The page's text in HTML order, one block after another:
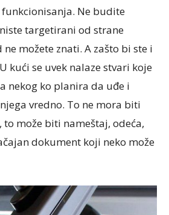
Ne budite
targetirani od strane
možete znati. A zašto bi ste i
kući se uvek nalaze stvari koje
nekog ko planira da uđe i
vredno. To ne mora biti
to može biti nameštaj, odeća,
dokument koji neko može